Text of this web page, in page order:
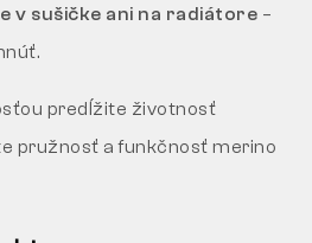
v sušičke ani na radiátore –
predĺžite životnosť
pružnosť a funkčnosť merino